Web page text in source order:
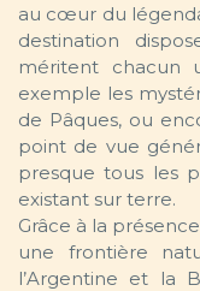
au cœur du
destination
méritent chacun
exemple les
de Pâques, ou
point de vue
presque tous les
existant sur terre.
Grâce à la
une frontière
l’Argentine et la